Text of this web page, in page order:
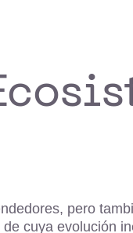
pero
cuya evolución